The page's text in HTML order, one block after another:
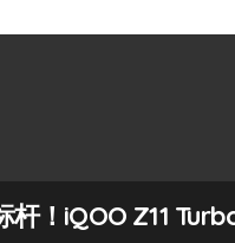
杆！iQOO Z11